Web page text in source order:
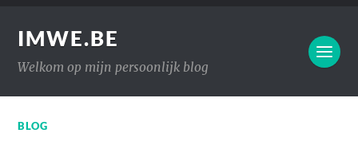
IMWE.BE
Welkom op mijn persoonlijk blog
BLOG